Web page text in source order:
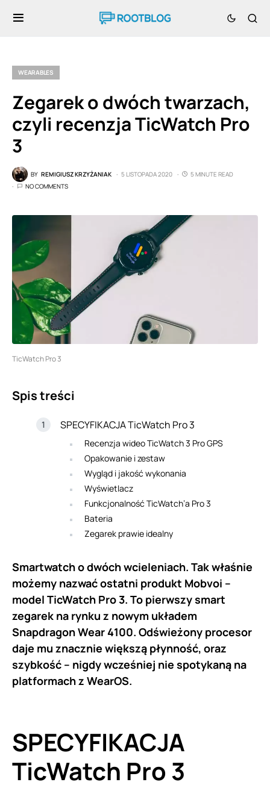
WEARABLES
Zegarek o dwóch twarzach,
czyli recenzja TicWatch Pro
3
BY REMIGIUSZ KRZYŻANIAK 5 LISTOPADA 2020
5 MINUTE READ
NO COMMENTS
TicWatch Pro 3
Spis treści
SPECYFIKACJA TicWatch Pro 3
Recenzja wideo TicWatch 3 Pro GPS
Opakowanie i zestaw
Wygląd i jakość wykonania
Wyświetlacz
Funkcjonalność TicWatch’a Pro 3
Bateria
Zegarek prawie idealny
Smartwatch o dwóch wcieleniach. Tak właśnie
możemy nazwać ostatni produkt Mobvoi –
model TicWatch Pro 3. To pierwszy smart
zegarek na rynku z nowym układem
Snapdragon Wear 4100. Odświeżony procesor
daje mu znacznie większą płynność, oraz
szybkość – nigdy wcześniej nie spotykaną na
platformach z WearOS.
SPECYFIKACJA
TicWatch Pro 3